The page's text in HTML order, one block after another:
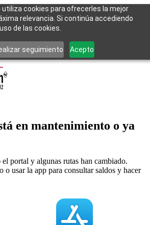
cookies para ofrecerles la mejor
relevancia. Si continúa accediendo
de las cookies.
seguimiento Acepto
empeñoCompraContacto
sesión
en mantenimiento o ya
portal y algunas rutas han cambiado.
o usar la app para consultar saldos y hacer